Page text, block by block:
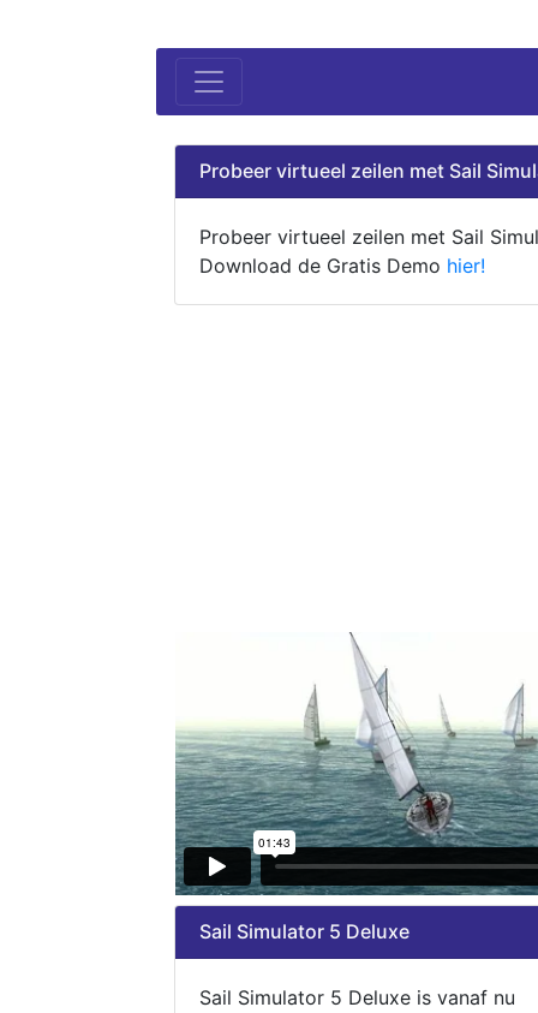
Probeer virtueel zeilen met Sail
Probeer virtueel zeilen met Sail
Download de Gratis Demo hier!
Sail Simulator 5 Deluxe
Sail Simulator 5 Deluxe is vanaf nu